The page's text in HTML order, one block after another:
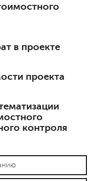
в проекте
проекта
контроля